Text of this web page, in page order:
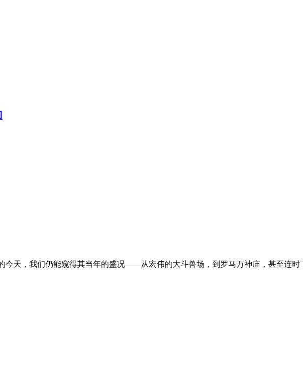
今天，我们仍能窥得其当年的盛况——从宏伟的大斗兽场，到罗马万神庙，甚至连